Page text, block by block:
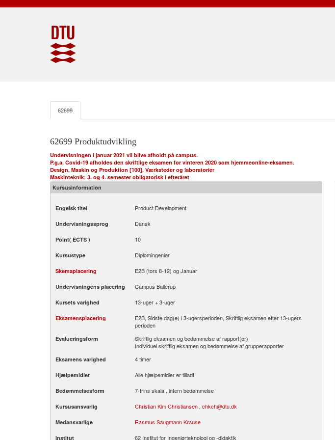
62699
62699 Produktudvikling
Undervisningen i januar 2021 vil blive afholdt på campus.
P.g.a. Covid-19 afholdes den skriftlige eksamen for vinteren 2020 som hjemmeonline-eksamen.
Design, Maskin og Produktion [100], Værksteder og laboratorier
Maskinteknik: 3. og 4. semester obligatorisk i efteråret
Kursusinformation
Engelsk titel Product Development
Undervisningssprog Dansk
Point( ECTS ) 10
Kursustype Diplomingeniør
Skemaplacering E2B (tors 8-12) og Januar
Undervisningens placering Campus Ballerup
Kursets varighed 13-uger + 3-uger
Eksamensplacering
E2B, Sidste dag(e) i 3-ugersperioden, Skriftlig eksamen efter 13-ugers
perioden
Evalueringsform
Skriftlig eksamen og bedømmelse af rapport(er)
Individuel skriftlig eksamen og bedømmelse af grupperapporter
Eksamens varighed 4 timer
Hjælpemidler Alle hjælpemidler er tilladt
Bedømmelsesform 7-trins skala , intern bedømmelse
Kursusansvarlig Christian Kim Christiansen , chkch@dtu.dk
Medansvarlige Rasmus Saugmann Krause
Institut 62 Institut for Ingeniørteknologi og -didaktik